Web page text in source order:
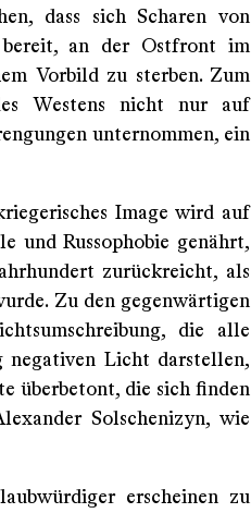
dass sich Scharen von
bereit, an der Ostfront im
Vorbild zu sterben. Zum
Westens nicht nur auf
unternommen, ein
Image wird auf
und Russophobie genährt,
zurückreicht, als
Zu den gegenwärtigen
die alle
negativen Licht darstellen,
überbetont, die sich finden
Solschenizyn, wie
erscheinen zu